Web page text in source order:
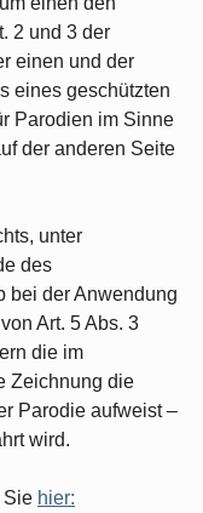
2 und 3 der
einen und der
eines geschützten
Parodien im Sinne
der anderen Seite
unter
des
bei der Anwendung
Art. 5 Abs. 3
die im
Zeichnung die
Parodie aufweist –
wird.
Sie hier: